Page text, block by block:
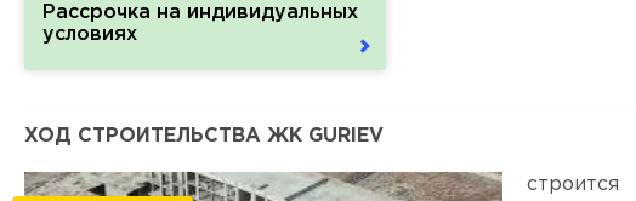
Рассрочка на индивидуальных
условиях
ХОД СТРОИТЕЛЬСТВА ЖК GURIEV
строится